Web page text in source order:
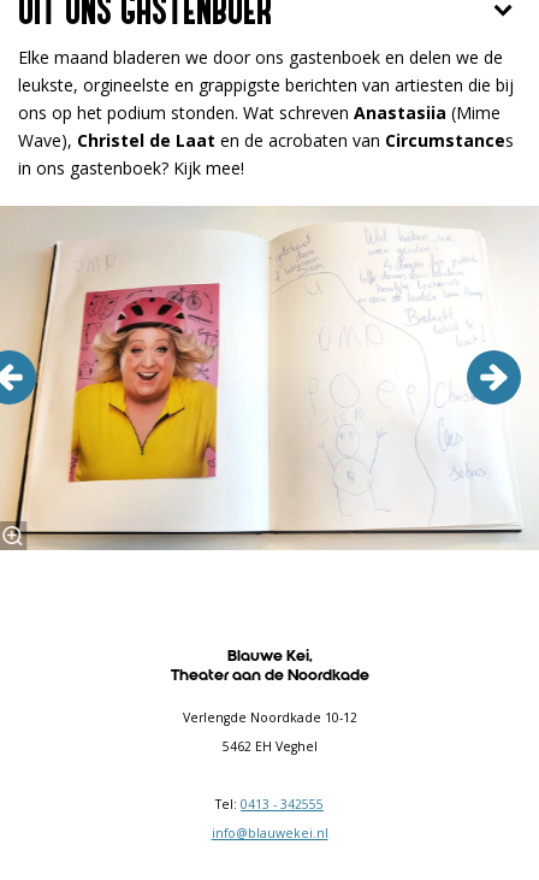
UIT ONS GASTENBOEK
Elke maand bladeren we door ons gastenboek en delen we de
leukste, orgineelste en grappigste berichten van artiesten die bij
ons op het podium stonden. Wat schreven Anastasiia (Mime
Wave), Christel de Laat en de acrobaten van Circumstances
in ons gastenboek? Kijk mee!
Blauwe Kei,
Theater aan de Noordkade
Verlengde Noordkade 10-12
5462 EH Veghel
Tel: 0413 - 342555
info@blauwekei.nl